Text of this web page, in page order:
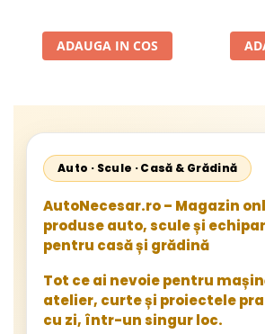
ADAUGA IN COS
Auto · Scule · Casă & Grădină
AutoNecesar.ro – Magazin
produse auto, scule și
pentru casă și grădină
Tot ce ai nevoie pentru
atelier, curte și proiectele
cu zi, într-un singur loc.